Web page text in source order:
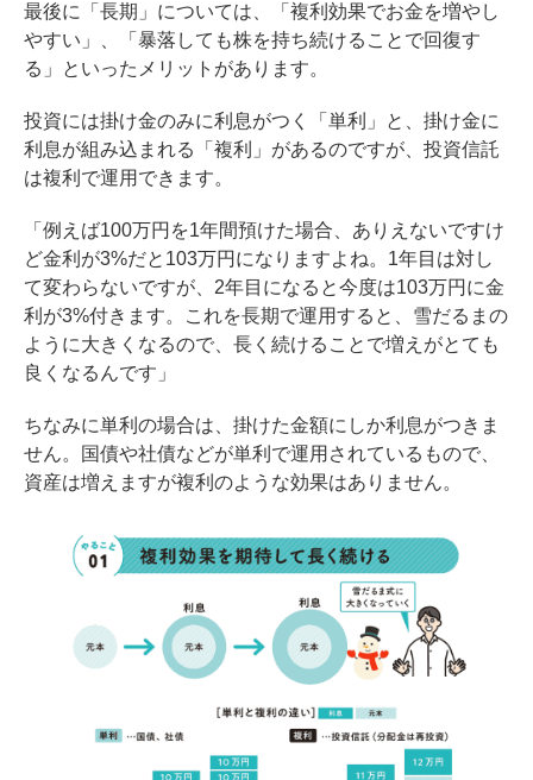
最後に「長期」については、「複利効果でお金を増やし
やすい」、「暴落しても株を持ち続けることで回復す
る」といったメリットがあります。
投資には掛け金のみに利息がつく「単利」と、掛け金に
利息が組み込まれる「複利」があるのですが、投資信託
は複利で運用できます。
「例えば100万円を1年間預けた場合、ありえないですけ
ど金利が3%だと103万円になりますよね。1年目は対し
て変わらないですが、2年目になると今度は103万円に金
利が3%付きます。これを長期で運用すると、雪だるまの
ように大きくなるので、長く続けることで増えがとても
良くなるんです」
ちなみに単利の場合は、掛けた金額にしか利息がつきま
せん。国債や社債などが単利で運用されているもので、
資産は増えますが複利のような効果はありません。